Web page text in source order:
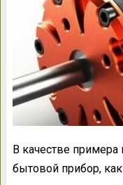
В качестве
бытовой прибор,